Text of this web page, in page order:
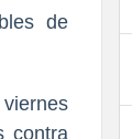
de
contra